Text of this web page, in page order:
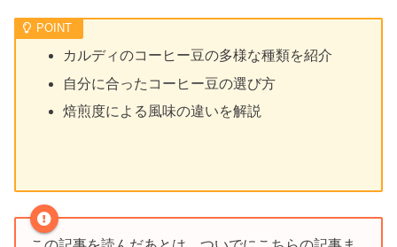
カルディのコーヒー豆の多様な種類を紹介
自分に合ったコーヒー豆の選び方
焙煎度による風味の違いを解説